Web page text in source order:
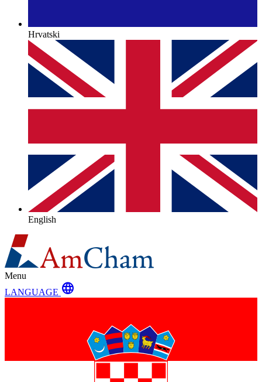
Hrvatski
English
Menu
LANGUAGE language